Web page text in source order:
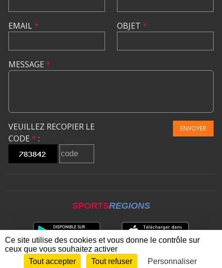
EMAIL* OBJET *
MESSAGE *
VEUILLEZ RECOPIER LE
CODE * :
ENVOYER
SPORTSREGIONS
Envie de participer ? CONNEXION
Ce site utilise des cookies et vous donne le contrôle sur
ceux que vous souhaitez activer
Tout accepter
Tout refuser Personnaliser